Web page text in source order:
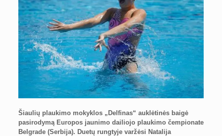
Šiaulių plaukimo mokyklos „Delfinas“ auklėtinės baigė
pasirodymą Europos jaunimo dailiojo plaukimo čempionate
Belgrade (Serbija). Duetų rungtyje varžėsi Natalija